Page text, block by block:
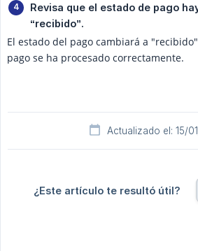
Revisa que el estado de pago
“recibido”.
El estado del pago cambiará a
pago se ha procesado correctamente.
Actualizado el: 15/
¿Este artículo te resultó útil?